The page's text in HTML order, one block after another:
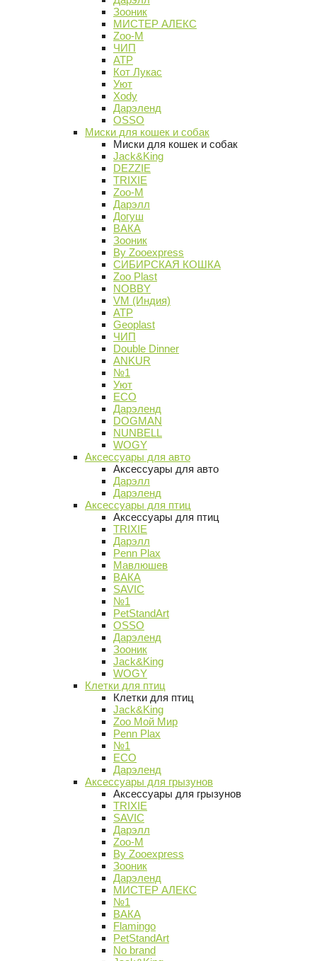
Зооник
МИСТЕР АЛЕКС
Zoo-M
ЧИП
АТР
Кот Лукас
Уют
Xody
Дарэленд
OSSO
Миски для кошек и собак
Миски для кошек и собак
Jack&King
DEZZIE
TRIXIE
Zoo-M
Дарэлл
Догуш
ВАКА
Зооник
By Zooexpress
СИБИРСКАЯ КОШКА
Zoo Plast
NOBBY
VM (Индия)
АТР
Geoplast
ЧИП
Double Dinner
ANKUR
№1
Уют
ECO
Дарэленд
DOGMAN
NUNBELL
WOGY
Аксессуары для авто
Аксессуары для авто
Дарэлл
Дарэленд
Аксессуары для птиц
Аксессуары для птиц
TRIXIE
Дарэлл
Penn Plax
Мавлюшев
ВАКА
SAVIC
№1
PetStandArt
OSSO
Дарэленд
Зооник
Jack&King
WOGY
Клетки для птиц
Клетки для птиц
Jack&King
Zoo Мой Мир
Penn Plax
№1
ECO
Дарэленд
Аксессуары для грызунов
Аксессуары для грызунов
TRIXIE
SAVIC
Дарэлл
Zoo-M
By Zooexpress
Зооник
Дарэленд
МИСТЕР АЛЕКС
№1
ВАКА
Flamingo
PetStandArt
No brand